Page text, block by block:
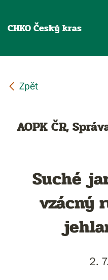
CHKO Český kras
AOPK ČR,
Suché
vzácný
2.